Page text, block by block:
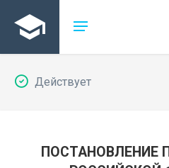
Действует
ПОСТАНОВЛЕНИЕ